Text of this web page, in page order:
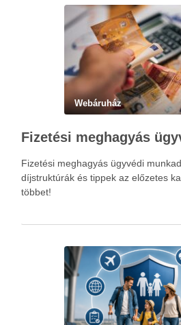
Webáruház
Fizetési meghagyás ügyvédi
díjstruktúrák és tippek az előzetes
többet!